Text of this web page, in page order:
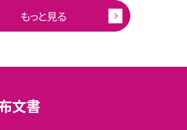
もっと見る
文書